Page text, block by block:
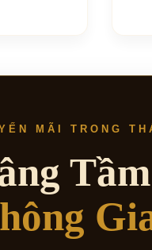
MÃI TRONG
Tầm